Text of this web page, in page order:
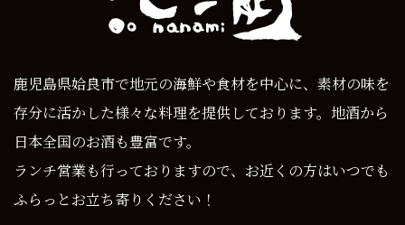
鹿児島県姶良市で地元の海鮮や食材を中心に、素材の味を
存分に活かした様々な料理を提供しております。地酒から
日本全国のお酒も豊富です。
ランチ営業も行っておりますので、お近くの方はいつでも
ふらっとお立ち寄りください！